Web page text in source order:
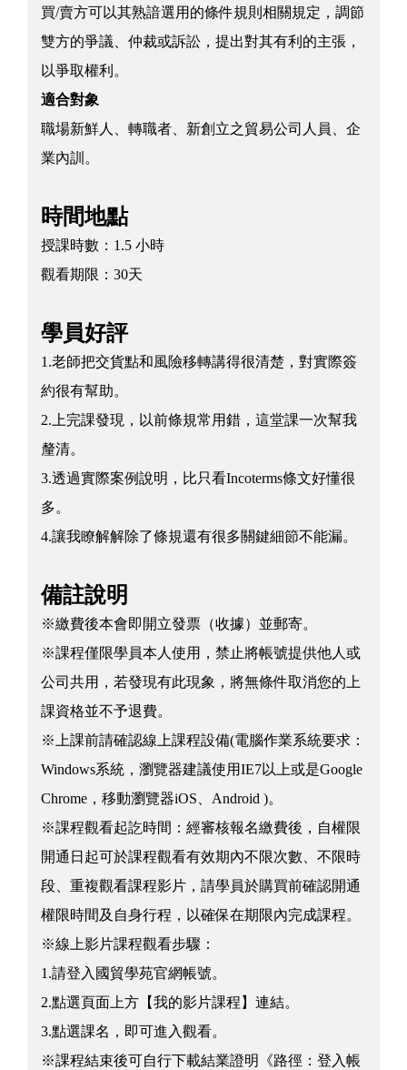
買/賣方可以其熟諳選用的條件規則相關規定，調節
雙方的爭議、仲裁或訴訟，提出對其有利的主張，
以爭取權利。
適合對象
職場新鮮人、轉職者、新創立之貿易公司人員、企
業內訓。
時間地點
授課時數： 1.5 小時
觀看期限： 30天
學員好評
1.老師把交貨點和風險移轉講得很清楚，對實際簽
約很有幫助。
2.上完課發現，以前條規常用錯，這堂課一次幫我
釐清。
3.透過實際案例說明，比只看Incoterms條文好懂很
多。
4.讓我瞭解解除了條規還有很多關鍵細節不能漏。
備註說明
※繳費後本會即開立發票（收據）並郵寄。
※課程僅限學員本人使用，禁止將帳號提供他人或
公司共用，若發現有此現象，將無條件取消您的上
課資格並不予退費。
※上課前請確認線上課程設備(電腦作業系統要求：
Windows系統，瀏覽器建議使用IE7以上或是Google
Chrome，移動瀏覽器iOS、Android )。
※課程觀看起訖時間：經審核報名繳費後，自權限
開通日起可於課程觀看有效期內不限次數、不限時
段、重複觀看課程影片，請學員於購買前確認開通
權限時間及自身行程，以確保在期限內完成課程。
※線上影片課程觀看步驟：
1.請登入國貿學苑官網帳號。
2.點選頁面上方【我的影片課程】連結。
3.點選課名，即可進入觀看。
※課程結束後可自行下載結業證明《路徑：登入帳